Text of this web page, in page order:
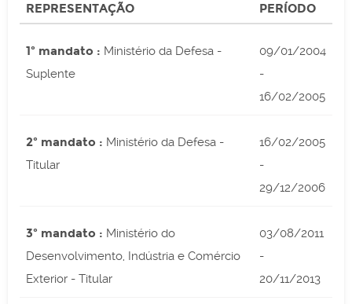
REPRESENTAÇÃO PERÍODO
1º mandato : Ministério da Defesa -
Suplente
09/01/2004
-
16/02/2005
2º mandato : Ministério da Defesa -
Titular
16/02/2005
-
29/12/2006
3º mandato : Ministério do
Desenvolvimento, Indústria e Comércio
Exterior - Titular
03/08/2011
-
20/11/2013